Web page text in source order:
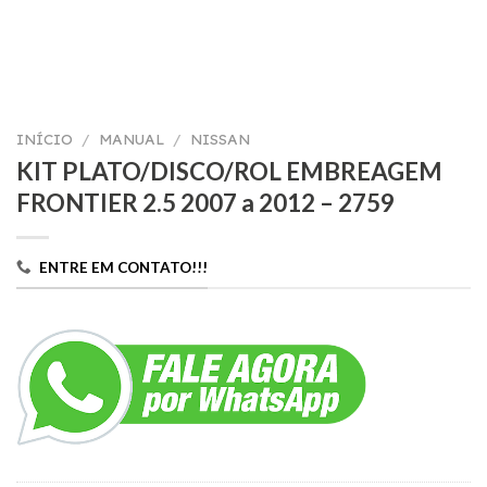
INÍCIO / MANUAL / NISSAN
KIT PLATO/DISCO/ROL EMBREAGEM
FRONTIER 2.5 2007 a 2012 – 2759
ENTRE EM CONTATO!!!